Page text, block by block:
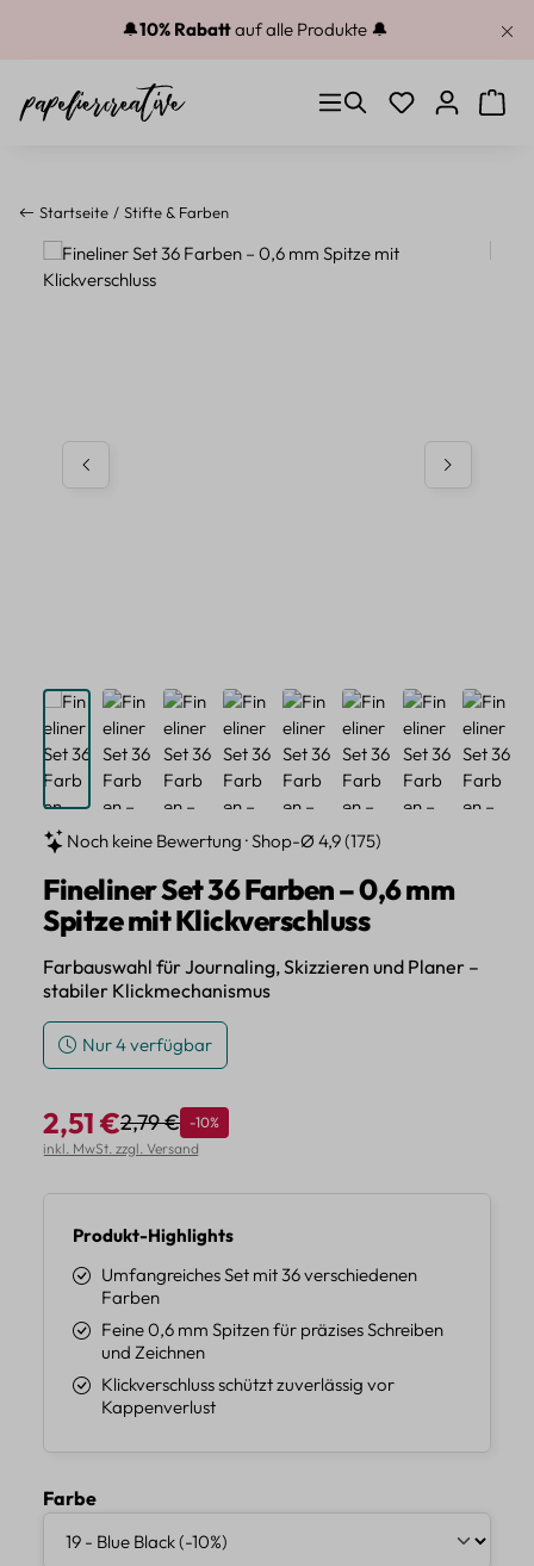
Zum Hauptinhalt springen
🔔10% Rabattauf alle Produkte 🔔
Du hast 0
Startseite Stifte & Farben
Bildergalerie überspringen
Noch keine Bewertung · Shop-Ø 4,9 (175)
Fineliner Set 36 Farben – 0,6 mm
Spitze mit Klickverschluss
Farbauswahl für Journaling, Skizzieren und Planer –
stabiler Klickmechanismus
Nur 4 verfügbar
Verkaufspreis:
2,51 €Regulärer Preis:
2,79 € Rabatt
-10%
inkl. MwSt. zzgl. Versand
Produkt-Highlights
Umfangreiches Set mit 36 verschiedenen
Farben
Feine 0,6 mm Spitzen für präzises Schreiben
und Zeichnen
Klickverschluss schützt zuverlässig vor
Kappenverlust
Farbeauswählen